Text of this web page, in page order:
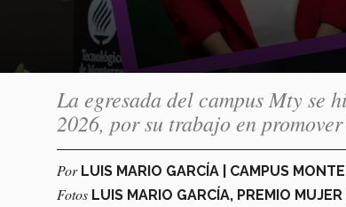
La egresada del campus Mty se
2026, por su trabajo en
Por LUIS MARIO GARCÍA | CAMPUS
Fotos LUIS MARIO GARCÍA, PREMIO